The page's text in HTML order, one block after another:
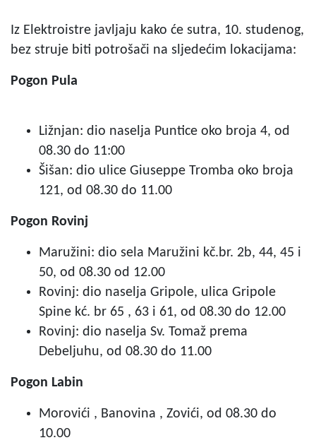
Iz Elektroistre javljaju kako će sutra, 10. studenog,
bez struje biti potrošači na sljedećim lokacijama:
Pogon Pula
Ližnjan: dio naselja Puntice oko broja 4, od
08.30 do 11:00
Šišan: dio ulice Giuseppe Tromba oko broja
121, od 08.30 do 11.00
Pogon Rovinj
Maružini: dio sela Maružini kč.br. 2b, 44, 45 i
50, od 08.30 od 12.00
Rovinj: dio naselja Gripole, ulica Gripole
Spine kć. br 65 , 63 i 61, od 08.30 do 12.00
Rovinj: dio naselja Sv. Tomaž prema
Debeljuhu, od 08.30 do 11.00
Pogon Labin
Morovići , Banovina , Zovići, od 08.30 do
10.00